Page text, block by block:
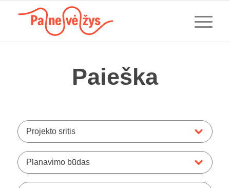
Paieška
Projekto sritis
Planavimo būdas